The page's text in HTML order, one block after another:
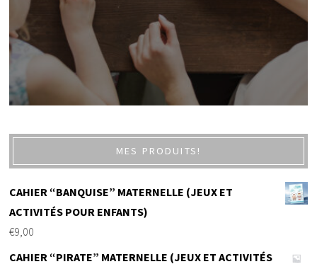
MES PRODUITS!
CAHIER “BANQUISE” MATERNELLE (JEUX ET
ACTIVITÉS POUR ENFANTS)
€9,00
CAHIER “PIRATE” MATERNELLE (JEUX ET ACTIVITÉS